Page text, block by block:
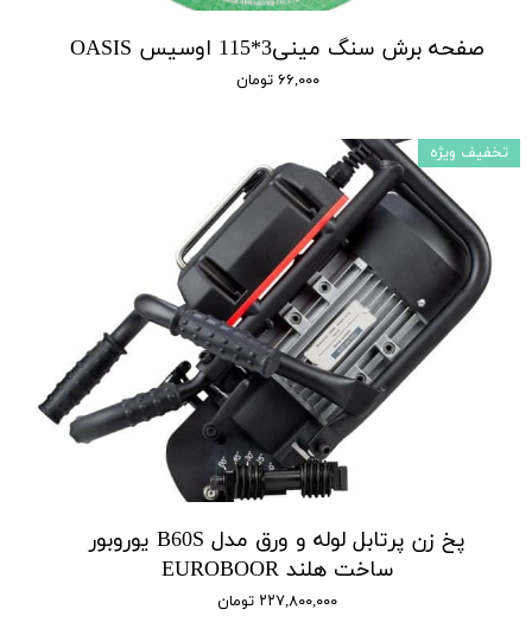
صفحه برش سنگ مینی3*115 اوسیس OASIS
۶۶,۰۰۰ تومان
پخ زن پرتابل لوله و ورق مدل B60S یوروبور
ساخت هلند EUROBOOR
۲۲۷,۸۰۰,۰۰۰ تومان
تخفیف ویژه